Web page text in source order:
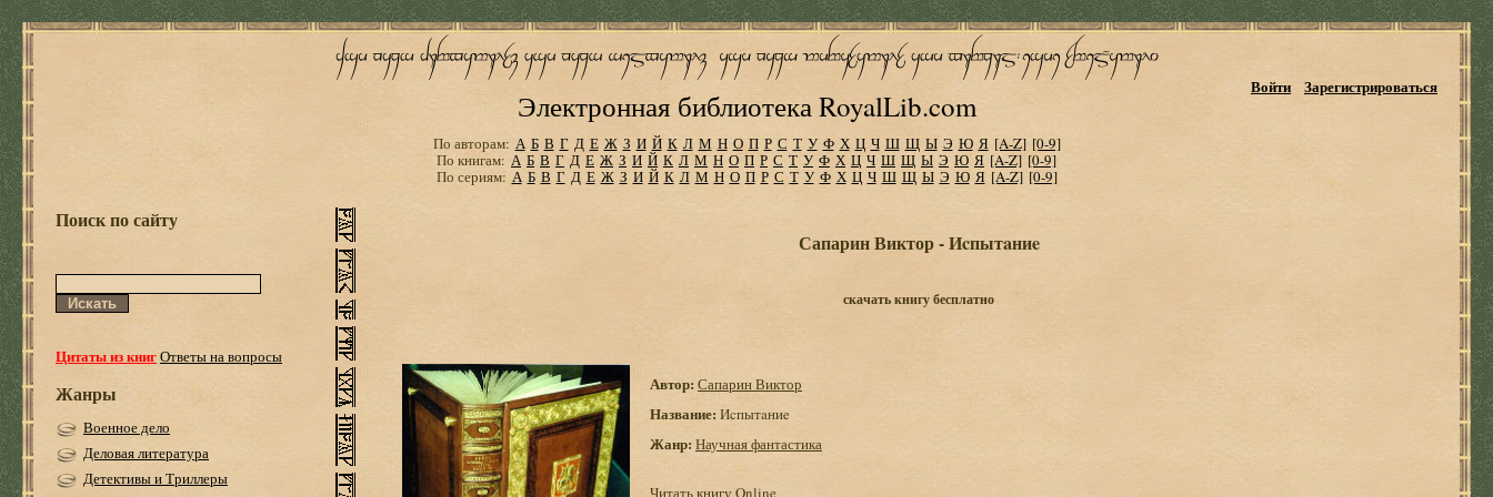
Электронная библиотека RoyalLib.com
Войти Зарегистрироваться
По авторам: А Б В Г Д Е Ж З И Й К Л М Н О П Р С Т У Ф Х Ц Ч Ш Щ Ы Э Ю Я [A-Z] [0-9]
По книгам: А Б В Г Д Е Ж З И Й К Л М Н О П Р С Т У Ф Х Ц Ч Ш Щ Ы Э Ю Я [A-Z] [0-9]
По сериям: А Б В Г Д Е Ж З И Й К Л М Н О П Р С Т У Ф Х Ц Ч Ш Щ Ы Э Ю Я [A-Z] [0-9]
Поиск по сайту
Цитаты из книгОтветы на вопросы
Жанры
Военное дело
Деловая литература
Детективы и Триллеры
Сапарин Виктор - Иcпытaниe
скачать книгу бесплатно
Автор: Сапарин Виктор
Название: Иcпытaниe
Жанр: Научная фантастика
Читать книгу Online